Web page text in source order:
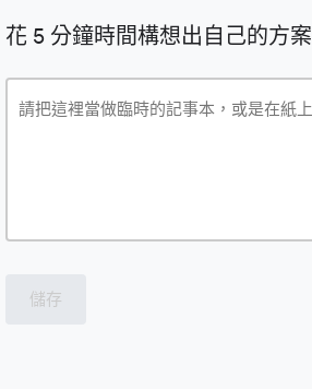
花 5 分鐘時間構想出自己的方案
儲存